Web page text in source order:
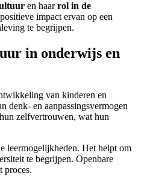
en haarrol in de
impact ervan op een
te begrijpen.
in onderwijs en
van kinderen en
denk- en aanpassingsvermogen
zelfvertrouwen, wat hun
leermogelijkheden. Het helpt om
te begrijpen. Openbare
proces.